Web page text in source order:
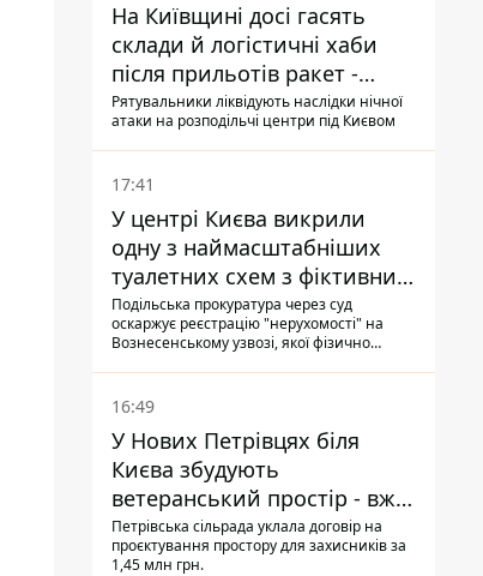
На Київщині досі гасять
склади й логістичні хаби
після прильотів ракет -
ДСНС
Рятувальники ліквідують наслідки нічної
атаки на розподільчі центри під Києвом
17:41
У центрі Києва викрили
одну з наймасштабніших
туалетних схем з фіктивним
будинком
Подільська прокуратура через суд
оскаржує реєстрацію "нерухомості" на
Вознесенському узвозі, якої фізично
обслуговування" земельну ділянку
16:49
У Нових Петрівцях біля
Києва збудують
ветеранський простір - вже
знайшли проєктанта
Петрівська сільрада уклала договір на
проєктування простору для захисників за
1,45 млн грн.